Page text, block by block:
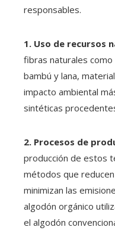
responsables.
1. Uso de recursos
fibras naturales como
bambú y lana,
impacto ambiental
sintéticas
2. Procesos de
producción de estos
métodos que
minimizan las
algodón orgánico
el algodón